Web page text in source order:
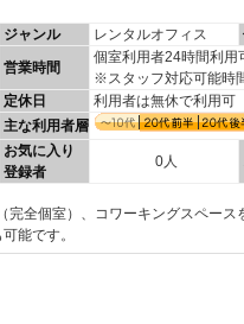
ジャンル レンタルオフィス
営業時間
個室利用者24時間利
※スタッフ対応可能時
定休日
利用者は無休で利用
主な利用者層
お気に入り
登録者
0人
完全個室）、コワーキングスペー
能です。